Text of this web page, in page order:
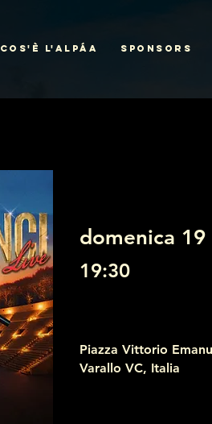
COS'È L'ALPÁA SPONSORS
domenica
19:30
Piazza Vittorio
Varallo VC, Italia